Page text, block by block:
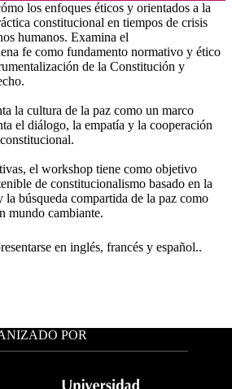
los enfoques éticos y orientados a la
constitucional en tiempos de crisis
humanos. Examina el
fe como fundamento normativo y ético
de la Constitución y
la cultura de la paz como un marco
el diálogo, la empatía y la cooperación
el workshop tiene como objetivo
de constitucionalismo basado en la
búsqueda compartida de la paz como
mundo cambiante.
en inglés, francés y español..
POR